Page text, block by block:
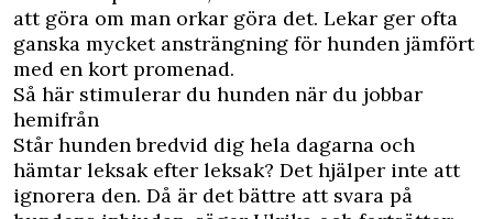
att göra om man orkar göra det. Lekar ger ofta
ganska mycket ansträngning för hunden jämfört
med en kort promenad.
Så här stimulerar du hunden när du jobbar
hemifrån
Står hunden bredvid dig hela dagarna och
hämtar leksak efter leksak? Det hjälper inte att
ignorera den. Då är det bättre att svara på